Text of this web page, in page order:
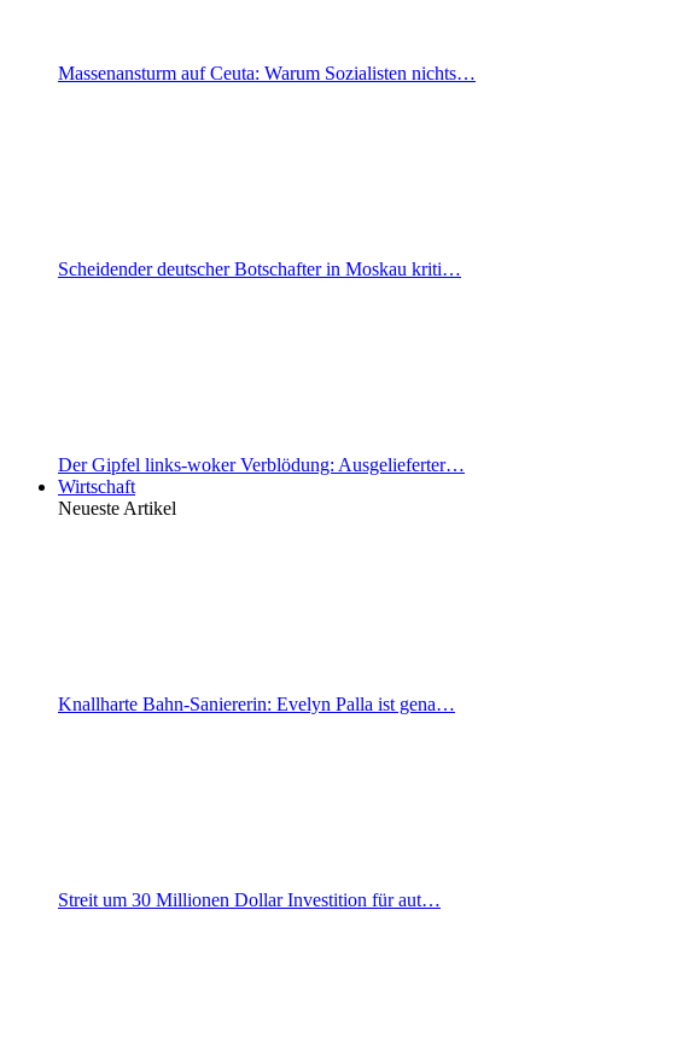
Massenansturm auf Ceuta: Warum Sozialisten nichts…
Scheidender deutscher Botschafter in Moskau kriti…
Der Gipfel links-woker Verblödung: Ausgelieferter…
Wirtschaft
Neueste Artikel
Knallharte Bahn-Saniererin: Evelyn Palla ist gena…
Streit um 30 Millionen Dollar Investition für aut…